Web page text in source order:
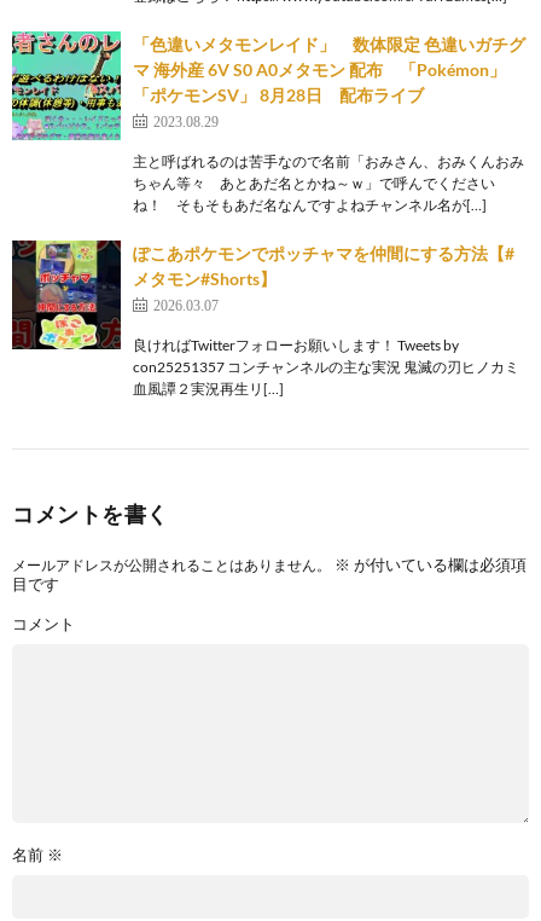
「色違いメタモンレイド」 数体限定 色違いガチグ
マ 海外産 6V S0 A0メタモン 配布 「Pokémon」
「ポケモンSV」 8月28日 配布ライブ
2023.08.29
主と呼ばれるのは苦手なので名前「おみさん、おみくんおみ
ちゃん等々 あとあだ名とかね～ｗ」で呼んでください
ね！ そもそもあだ名なんですよねチャンネル名が[…]
ぽこあポケモンでポッチャマを仲間にする方法【#
メタモン#Shorts】
2026.03.07
良ければTwitterフォローお願いします！ Tweets by
con25251357 コンチャンネルの主な実況 鬼滅の刃ヒノカミ
血風譚２実況再生リ[…]
コメントを書く
メールアドレスが公開されることはありません。 ※ が付いている欄は必須項
目です
コメント
名前 ※